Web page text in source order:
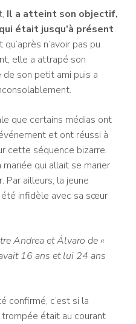
Il a atteint son objectif,
était jusqu’à présent
n’avoir pas pu
elle a attrapé son
de son petit ami puis a
que certains médias ont
et ont réussi à
cette séquence bizarre.
qui allait se marier
ailleurs, la jeune
infidèle avec sa sœur
Andrea et Álvaro de «
16 ans et lui 24 ans
confirmé, c’est si la
était au courant